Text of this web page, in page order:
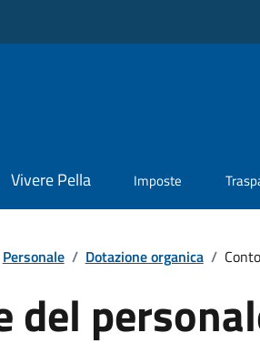
Vivere Pella Imposte
Personale / Dotazione organica /
del